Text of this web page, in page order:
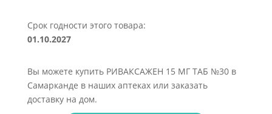
Срок годности этого товара:
01.10.2027
Вы можете купить РИВАКСАЖЕН 15 МГ ТАБ №30 в
Самарканде в наших аптеках или заказать
доставку на дом.